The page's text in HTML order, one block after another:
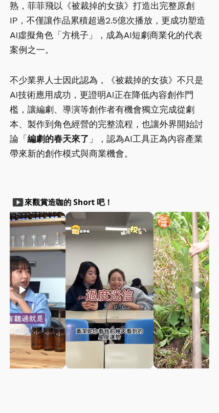
熟，菲菲飛以《被裁掉的女孩》打造出完整原創
IP，不僅讓作品累積超過2.5億次播放，更成功塑造
AI虛擬角色「方桃子」，成為AI短劇商業化的代表
案例之一。
不少業界人士因此認為，《被裁掉的女孩》不只是
AI技術應用成功，更證明AI正在降低內容創作門
檻，讓編劇、導演等創作者有機會獨立完成從劇
本、製作到角色經營的完整流程，也讓外界開始討
論「 編劇的春天來了 」，認為AI工具正為內容產業
帶來新的創作模式與商業機會。
smart_display來觀賞造咖的 Short 吧！
play_arrow play_arrow play_arrow